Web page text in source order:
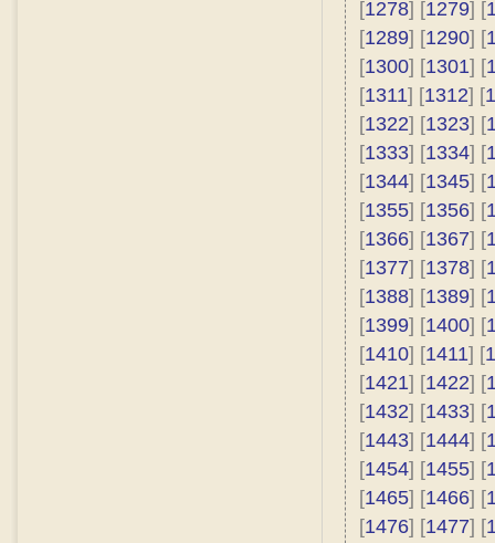
[1278] [1279] [
[1289] [1290] [
[1300] [1301] [
[1311] [1312] [
[1322] [1323] [
[1333] [1334] [
[1344] [1345] [
[1355] [1356] [
[1366] [1367] [
[1377] [1378] [
[1388] [1389] [
[1399] [1400] [
[1410] [1411] [
[1421] [1422] [
[1432] [1433] [
[1443] [1444] [
[1454] [1455] [
[1465] [1466] [
[1476] [1477] [